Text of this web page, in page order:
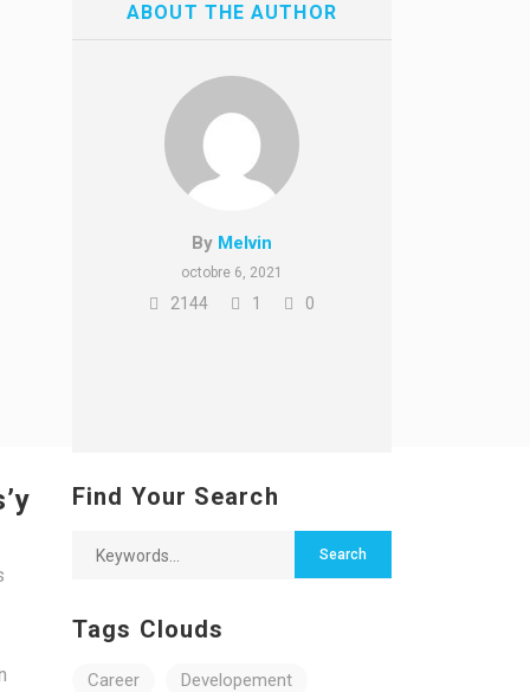
ABOUT THE AUTHOR
By Melvin
octobre 6, 2021
2144 1 0
Find Your Search
Tags Clouds
Career Developement